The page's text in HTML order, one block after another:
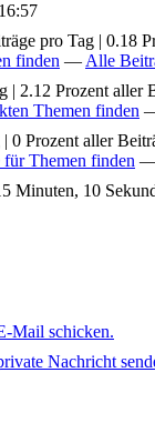
pro Tag | 0.18
finden — Alle
| 2.12 Prozent aller
Themen finden
0 Prozent aller
Themen finden
Minuten, 10
Mail schicken.
Nachricht